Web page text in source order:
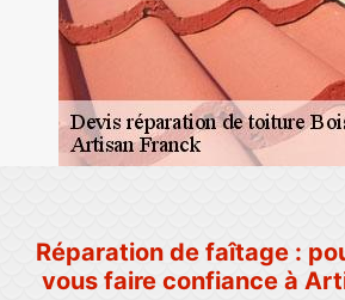
Réparation de faîtage :
vous faire confiance à